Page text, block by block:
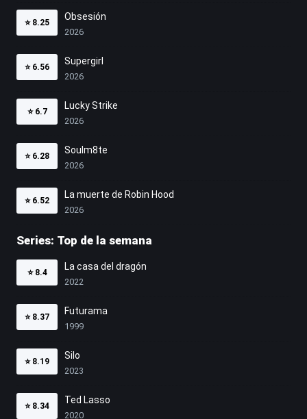
⭐ 8.25
Obsesión
2026
⭐ 6.56
Supergirl
2026
⭐ 6.7
Lucky Strike
2026
⭐ 6.28
Soulm8te
2026
⭐ 6.52
La muerte de Robin Hood
2026
Series: Top de la semana
⭐ 8.4
La casa del dragón
2022
⭐ 8.37
Futurama
1999
⭐ 8.19
Silo
2023
⭐ 8.34
Ted Lasso
2020